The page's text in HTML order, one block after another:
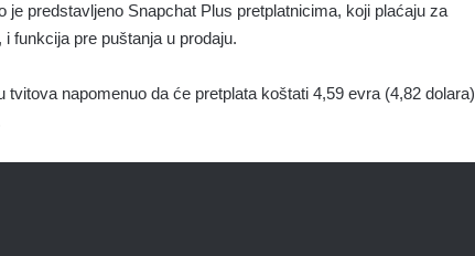
predstavljeno Snapchat Plus pretplatnicima, koji plaćaju za
funkcija pre puštanja u prodaju.
napomenuo da će pretplata koštati 4,59 evra (4,82 dolara)